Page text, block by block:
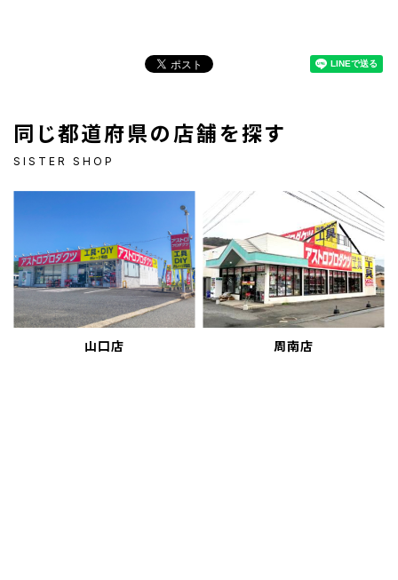
同じ都道府県の店舗を探す
SISTER SHOP
山口店 周南店